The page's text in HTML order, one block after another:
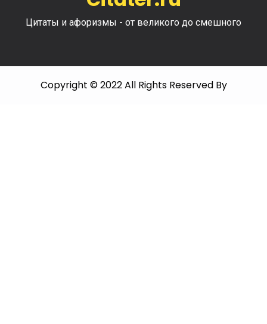
Цитаты и афоризмы - от великого до смешного
Copyright © 2022 All Rights Reserved By